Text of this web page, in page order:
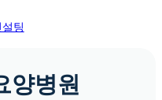
팅
양병원